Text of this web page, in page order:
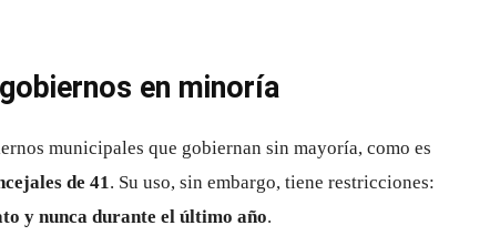
en minoría
municipales que gobiernan sin mayoría, como es
de 41. Su uso, sin embargo, tiene restricciones:
y nunca durante el último año.